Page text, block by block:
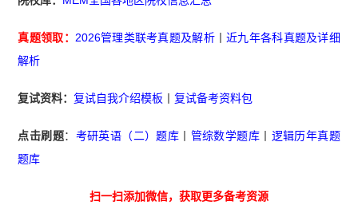
真题领取： 2026管理类联考真题及解析丨近九年各科真题及详细
解析
复试资料：复试自我介绍模板 丨复试备考资料包
点击刷题： 考研英语（二）题库 管综数学题库
逻辑历年真题
题库
扫一扫添加微信，获取更多备考资源